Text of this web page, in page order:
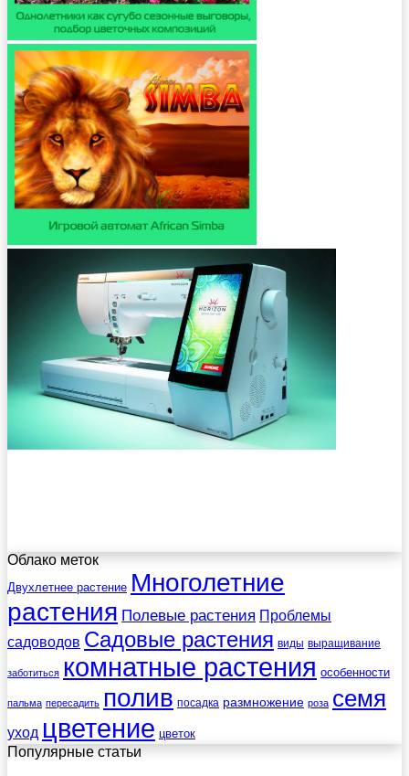
Облако меток
Двухлетнее растение Многолетние
растения Полевые растения Проблемы
садоводов Садовые растения виды выращивание
заботиться комнатные растения особенности
пальма пересадить полив посадка размножение роза семя
уход цветение цветок
Популярные статьи